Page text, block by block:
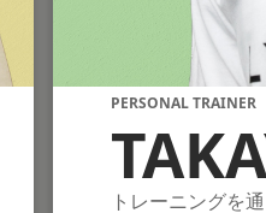
PERSONAL TRAINER
トレーニングを